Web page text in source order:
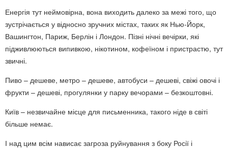
Енергія тут неймовірна, вона виходить далеко за межі того, що
зустрічається у відносно зручних містах, таких як Нью-Йорк,
Вашингтон, Париж, Берлін і Лондон. Пізні нічні вечірки, які
підживлюються випивкою, нікотином, кофеїном і пристрастю, тут
звичні.
Пиво – дешеве, метро – дешеве, автобуси – дешеві, свіжі овочі і
фрукти – дешеві, прогулянки у парку вечорами – безкоштовні.
Київ – незвичайне місце для письменника, такого ніде в світі
більше немає.
І над цим всім нависає загроза руйнування з боку Росії і